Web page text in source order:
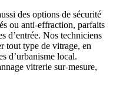
des options de sécurité
ou anti-effraction, parfaits
d’entrée. Nos techniciens
tout type de vitrage, en
d’urbanisme local.
vitrerie sur-mesure,